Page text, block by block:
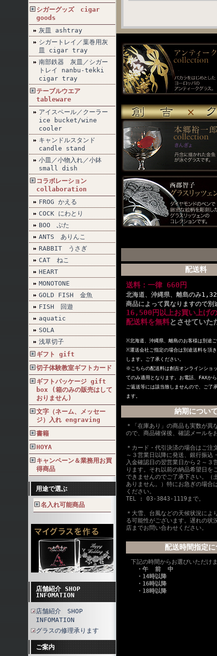
シガーグッズ cigar
goods
灰皿 ashtray
シガートレイ／葉巻用灰
皿 cigar tray
南部鉄器 灰皿／シガー
トレイ nanbu-tekki
cigar tray
テーブルウエア
tableware
アイスペール／クーラー
ice bucket/wine
cooler
キャンドルスタンド
candle stand
小皿／小物入れ／小鉢
small dish
コラボレーション
collaboration
FROG かえる
COCK にわとり
BOO ぶた
ANTS ありんこ
RABBIT うさぎ
CAT ねこ
HEART
MONOTONE
GOLD FISH 金魚
FISH 回遊
aquatic
SOLA
浅草切子
ギフト gift
切子体験教室ギフトカード
ギフトパッケージ gift
box (箱のみの販売はして
おりません)
文字（ネーム、メッセー
ジ）入れ engraving
書籍
HOYA
キャンペーン＆業務用お買
得商品
用途で選ぶ
名入れ可能商品
店舗紹介 SHOP
INFOMATION
店舗紹介 SHOP
INFOMATION
グラスの修理承ります
ご案内
配送料
送料：一律 660円
北海道、沖縄県、離島のみ
商品によって異なりますので別
16,500円以上お買い上げ
配送料を無料とさせていた
※北海道、沖縄県、離島のお客様は別途
※運送会社ご指定の場合は別途送料を頂
します。ご了承ください。
※こちらの配送料は創吉オンラインショ
てのみ適用となります。お電話、FAXか
ご返送等には該当致しませんので、ご了
ます。
納期につい
＊「在庫あり」の商品も実数が異
ので、商品確保後、確認メールを
＊カード・代引決済の場合はご注
～３営業日以降に発送、銀行振込
入金確認日の翌営業日から２～３
ります。それ以前の納品希望日を
できませんのでご了承下さい。（
ありません。）特にお急ぎの場合
ください。
TEL : 03-3843-1119まで。
＊大雪、台風などの天候状況によ
る可能性がございます。遅れの状
店までお問い合わせください。
配送時間指定
下記の時間からお選びいただけ
・午 前 中
・14時以降
・16時以降
・18時以降